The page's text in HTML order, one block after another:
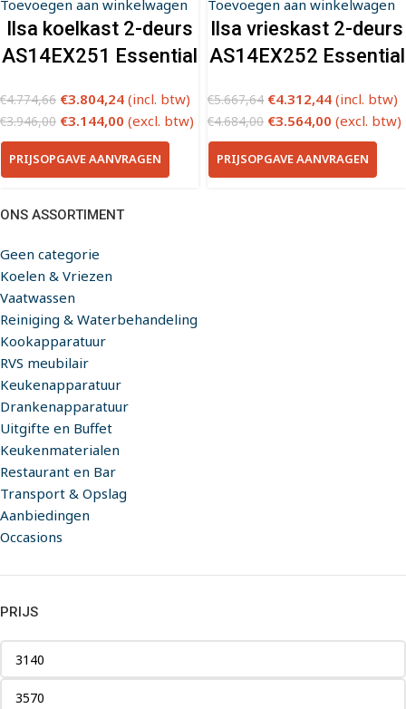
ONS ASSORTIMENT
Geen categorie
Koelen & Vriezen
Vaatwassen
Reiniging & Waterbehandeling
Kookapparatuur
RVS meubilair
Keukenapparatuur
Drankenapparatuur
Uitgifte en Buffet
Keukenmaterialen
Restaurant en Bar
Transport & Opslag
Aanbiedingen
Occasions
PRIJS
Toevoegen aan winkelwagen
Ilsa koelkast 2-deurs
AS14EX251 Essential
€4.774,66 €3.804,24 (incl. btw)
€3.946,00 €3.144,00 (excl. btw)
PRIJSOPGAVE AANVRAGEN
Toevoegen aan winkelwagen
Ilsa vrieskast 2-deurs
AS14EX252 Essential
€5.667,64 €4.312,44 (incl. btw)
€4.684,00 €3.564,00 (excl. btw)
PRIJSOPGAVE AANVRAGEN